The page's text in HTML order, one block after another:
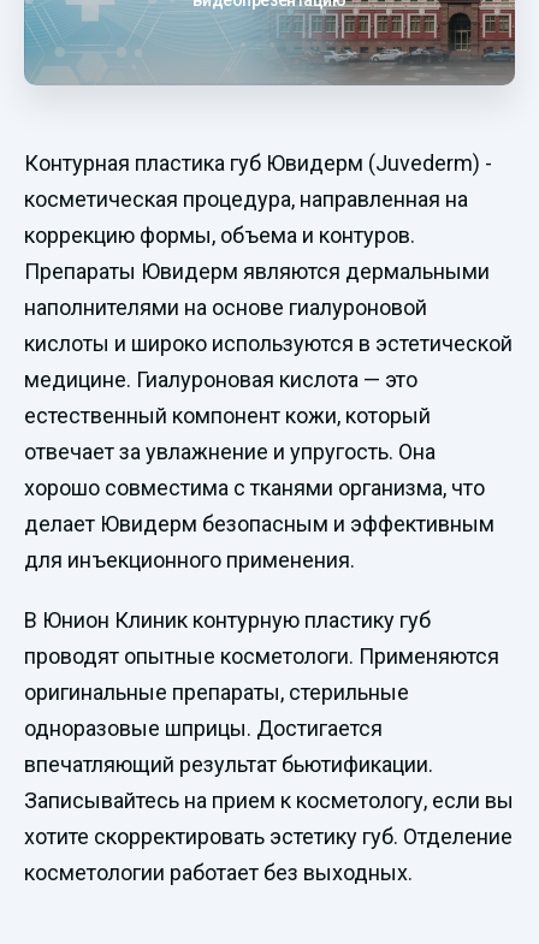
Контурная пластика губ Ювидерм (Juvederm) -
косметическая процедура, направленная на
коррекцию формы, объема и контуров.
Препараты Ювидерм являются дермальными
наполнителями на основе гиалуроновой
кислоты и широко используются в эстетической
медицине. Гиалуроновая кислота — это
естественный компонент кожи, который
отвечает за увлажнение и упругость. Она
хорошо совместима с тканями организма, что
делает Ювидерм безопасным и эффективным
для инъекционного применения.
В Юнион Клиник контурную пластику губ
проводят опытные косметологи. Применяются
оригинальные препараты, стерильные
одноразовые шприцы. Достигается
впечатляющий результат бьютификации.
Записывайтесь на прием к косметологу, если вы
хотите скорректировать эстетику губ. Отделение
косметологии работает без выходных.